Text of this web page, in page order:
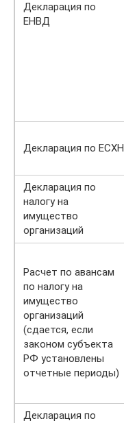
Декларация по
ЕНВД
Декларация по ЕСХН
Декларация по
налогу на
имущество
организаций
Расчет по авансам
по налогу на
имущество
организаций
(сдается, если
законом субъекта
РФ установлены
отчетные периоды)
Декларация по